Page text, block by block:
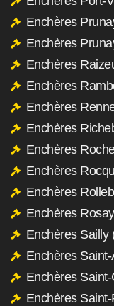
Enchères
Enchères
Enchères
Enchères
Enchères
Enchères
Enchères
Enchères
Enchères
Enchères
Enchères Sailly
Enchères
Enchères
Enchères